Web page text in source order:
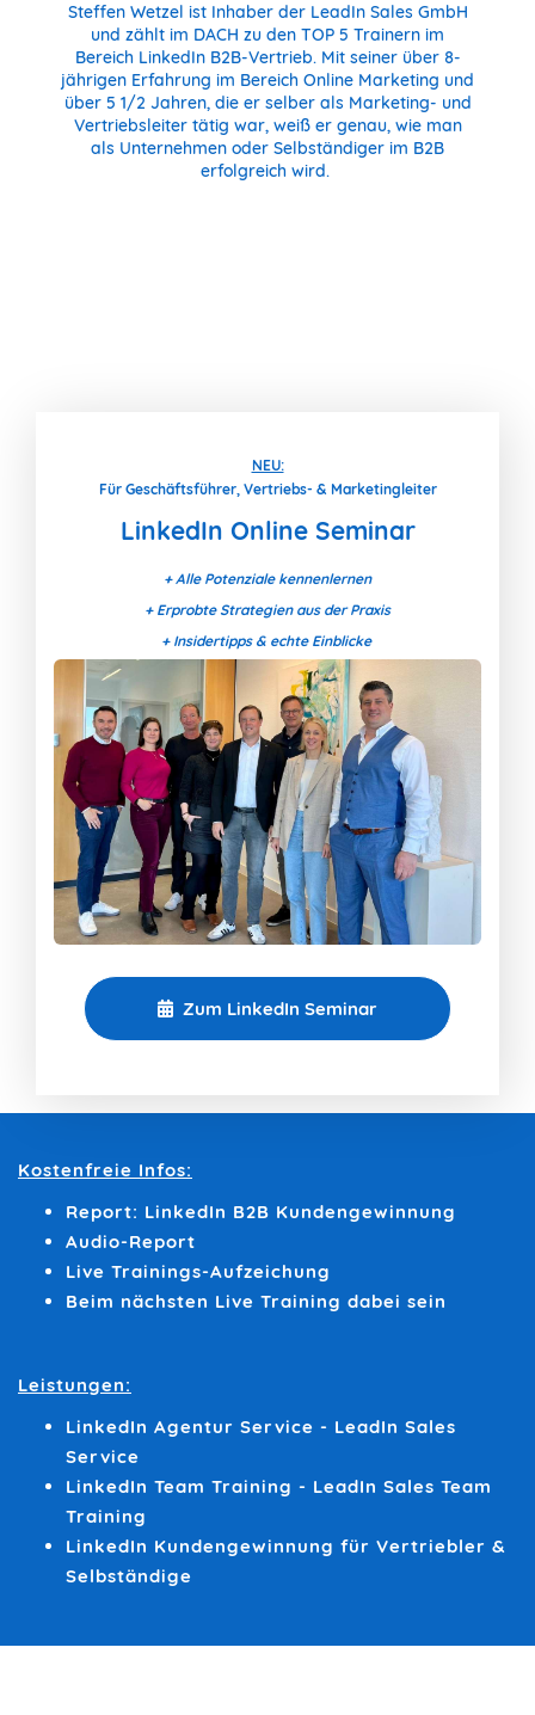
Steffen Wetzel ist Inhaber der LeadIn Sales GmbH
und zählt im DACH zu den TOP 5 Trainern im
Bereich LinkedIn B2B-Vertrieb. Mit seiner über 8-
jährigen Erfahrung im Bereich Online Marketing und
über 5 1/2 Jahren, die er selber als Marketing- und
Vertriebsleiter tätig war, weiß er genau, wie man
als Unternehmen oder Selbständiger im B2B
erfolgreich wird.
NEU:
Für Geschäftsführer, Vertriebs- & Marketingleiter
LinkedIn Online Seminar
+ Alle Potenziale kennenlernen
+ Erprobte Strategien aus der Praxis
+ Insidertipps & echte Einblicke
Zum LinkedIn Seminar
Kostenfreie Infos:
Report: LinkedIn B2B Kundengewinnung
Audio-Report
Live Trainings-Aufzeichung
Beim nächsten Live Training dabei sein
Leistungen:
LinkedIn Agentur Service - LeadIn Sales
Service
LinkedIn Team Training - LeadIn Sales Team
Training
LinkedIn Kundengewinnung für Vertriebler &
Selbständige